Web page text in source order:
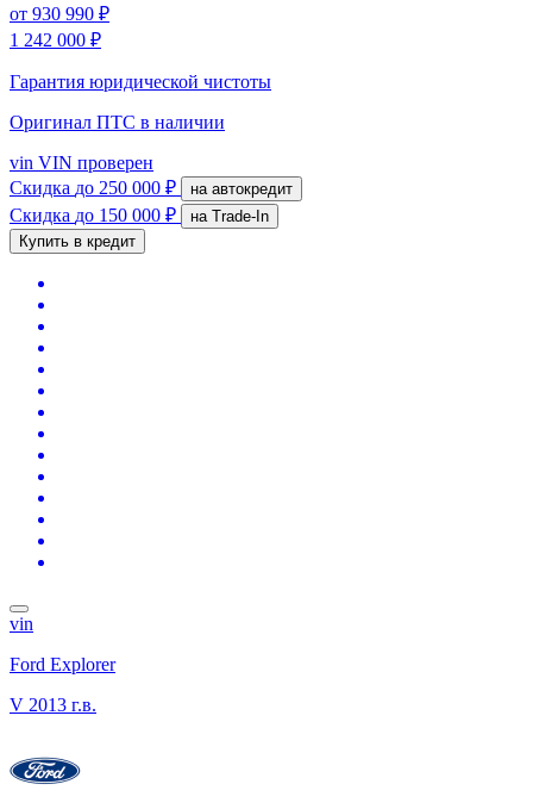
от 930 990 ₽
1 242 000 ₽
Гарантия юридической чистоты
Оригинал ПТС в наличии
vin VIN проверен
Скидка до 250 000 ₽ на автокредит
Скидка до 150 000 ₽
на Trade-In
Купить в кредит
vin
Ford Explorer
V 2013 г.в.